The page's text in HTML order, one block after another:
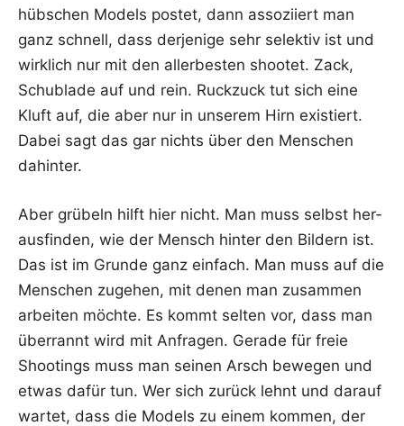
hüb­schen Models pos­tet, dann asso­zi­iert man
ganz schnell, dass der­je­ni­ge sehr selek­tiv ist und
wirk­lich nur mit den aller­bes­ten shoo­tet. Zack,
Schub­la­de auf und rein. Ruck­zuck tut sich eine
Kluft auf, die aber nur in unse­rem Hirn exis­tiert.
Dabei sagt das gar nichts über den Men­schen
dahinter.
Aber grü­beln hilft hier nicht. Man muss selbst her­
aus­fin­den, wie der Mensch hin­ter den Bil­dern ist.
Das ist im Grun­de ganz ein­fach. Man muss auf die
Men­schen zuge­hen, mit denen man zusam­men
arbei­ten möch­te. Es kommt sel­ten vor, dass man
über­rannt wird mit Anfra­gen. Gera­de für freie
Shoo­tings muss man sei­nen Arsch bewe­gen und
etwas dafür tun. Wer sich zurück lehnt und dar­auf
war­tet, dass die Models zu einem kom­men, der